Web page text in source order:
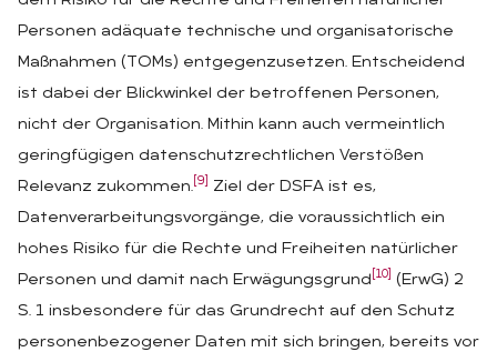
Personen adäquate technische und organisatorische
Maßnahmen (TOMs) entgegenzusetzen. Entscheidend
ist dabei der Blickwinkel der betroffenen Personen,
nicht der Organisation. Mithin kann auch vermeintlich
geringfügigen datenschutzrechtlichen Verstößen
Relevanz zukommen. [9]
Ziel der DSFA ist es,
Datenverarbeitungsvorgänge, die voraussichtlich ein
hohes Risiko für die Rechte und Freiheiten natürlicher
Personen und damit nach Erwägungsgrund [10]
(ErwG) 2
S. 1 insbesondere für das Grundrecht auf den Schutz
personenbezogener Daten mit sich bringen, bereits vor